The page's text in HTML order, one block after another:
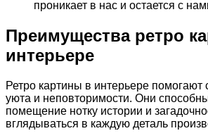
проникает в нас и остается с
Преимущества ретро
интерьере
Ретро картины в интерьере помогают
уюта и неповторимости. Они
помещение нотку истории и
вглядываться в каждую деталь